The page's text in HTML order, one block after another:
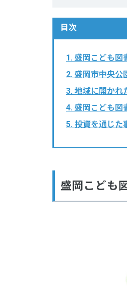
目次
1. 盛岡こども図
2. 盛岡市中央公
3. 地域に開かれ
4. 盛岡こども図
5. 投資を通じた
盛岡こども